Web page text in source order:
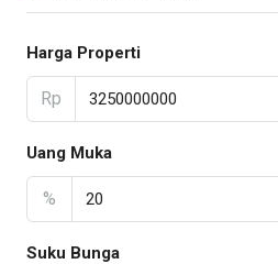
Harga Properti
Rp
Uang Muka
%
Suku Bunga